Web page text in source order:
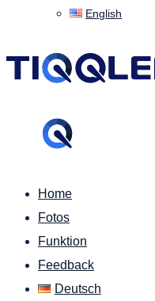
English
Home
Fotos
Funktion
Feedback
Deutsch